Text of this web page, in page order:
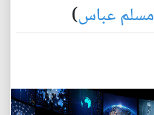
مسلم عباس)